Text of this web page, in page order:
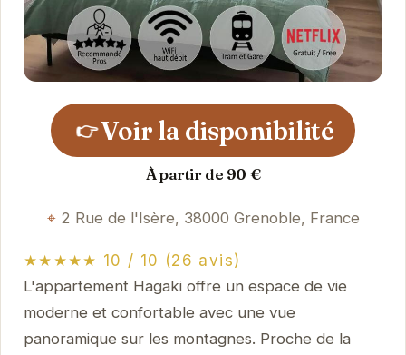
👉Voir la disponibilité
À partir de 90 €
2 Rue de l'Isère, 38000 Grenoble, France
★★★★★ 10 / 10 (26 avis)
L'appartement Hagaki offre un espace de vie
moderne et confortable avec une vue
panoramique sur les montagnes. Proche de la